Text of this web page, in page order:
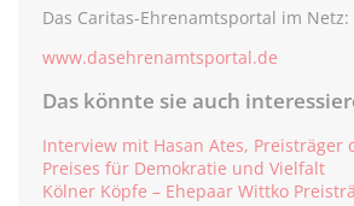
Das Caritas-Ehrenamtsportal im Netz:
www.dasehrenamtsportal.de
Das könnte sie auch
Interview mit Hasan Ates, Preisträger
Preises für Demokratie und Vielfalt
Kölner Köpfe – Ehepaar Wittko